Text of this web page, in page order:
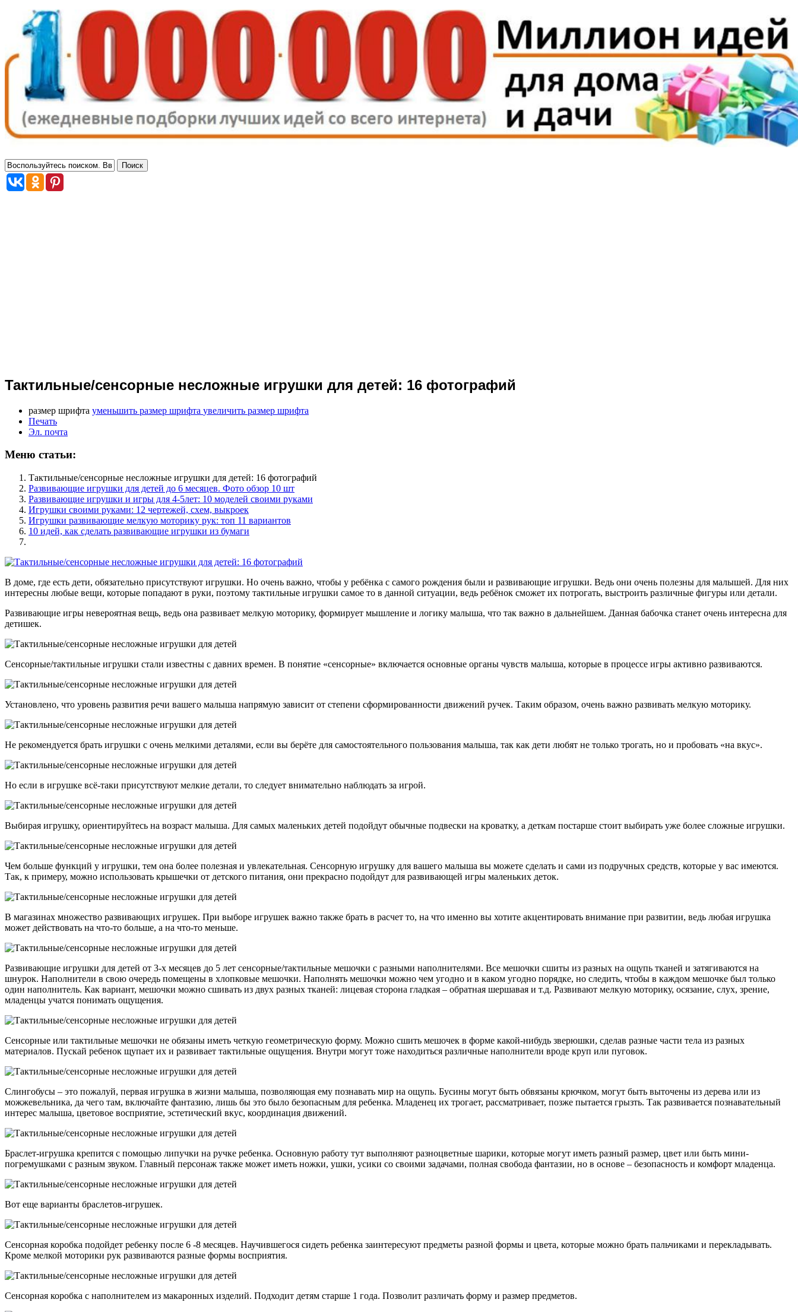
Тактильные/сенсорные несложные игрушки для детей: 16 фотографий
размер шрифта уменьшить размер шрифта увеличить размер шрифта
Печать
Эл. почта
Меню статьи:
Тактильные/сенсорные несложные игрушки для детей: 16 фотографий
Развивающие игрушки для детей до 6 месяцев. Фото обзор 10 шт
Развивающие игрушки и игры для 4-5лет: 10 моделей своими руками
Игрушки своими руками: 12 чертежей, схем, выкроек
Игрушки развивающие мелкую моторику рук: топ 11 вариантов
10 идей, как сделать развивающие игрушки из бумаги
В доме, где есть дети, обязательно присутствуют игрушки. Но очень важно, чтобы у ребёнка с самого рождения были и развивающие игрушки. Ведь они очень полезны для малышей. Для них
интересны любые вещи, которые попадают в руки, поэтому тактильные игрушки самое то в данной ситуации, ведь ребёнок сможет их потрогать, выстроить различные фигуры или детали.
Развивающие игры невероятная вещь, ведь она развивает мелкую моторику, формирует мышление и логику малыша, что так важно в дальнейшем. Данная бабочка станет очень интересна для
детишек.
Сенсорные/тактильные игрушки стали известны с давних времен. В понятие «сенсорные» включается основные органы чувств малыша, которые в процессе игры активно развиваются.
Установлено, что уровень развития речи вашего малыша напрямую зависит от степени сформированности движений ручек. Таким образом, очень важно развивать мелкую моторику.
Не рекомендуется брать игрушки с очень мелкими деталями, если вы берёте для самостоятельного пользования малыша, так как дети любят не только трогать, но и пробовать «на вкус».
Но если в игрушке всё-таки присутствуют мелкие детали, то следует внимательно наблюдать за игрой.
Выбирая игрушку, ориентируйтесь на возраст малыша. Для самых маленьких детей подойдут обычные подвески на кроватку, а деткам постарше стоит выбирать уже более сложные игрушки.
Чем больше функций у игрушки, тем она более полезная и увлекательная. Сенсорную игрушку для вашего малыша вы можете сделать и сами из подручных средств, которые у вас имеются.
Так, к примеру, можно использовать крышечки от детского питания, они прекрасно подойдут для развивающей игры маленьких деток.
В магазинах множество развивающих игрушек. При выборе игрушек важно также брать в расчет то, на что именно вы хотите акцентировать внимание при развитии, ведь любая игрушка
может действовать на что-то больше, а на что-то меньше.
Развивающие игрушки для детей от 3-х месяцев до 5 лет сенсорные/тактильные мешочки с разными наполнителями. Все мешочки сшиты из разных на ощупь тканей и затягиваются на
шнурок. Наполнители в свою очередь помещены в хлопковые мешочки. Наполнять мешочки можно чем угодно и в каком угодно порядке, но следить, чтобы в каждом мешочке был только
один наполнитель. Как вариант, мешочки можно сшивать из двух разных тканей: лицевая сторона гладкая – обратная шершавая и т.д. Развивают мелкую моторику, осязание, слух, зрение,
младенцы учатся понимать ощущения.
Сенсорные или тактильные мешочки не обязаны иметь четкую геометрическую форму. Можно сшить мешочек в форме какой-нибудь зверюшки, сделав разные части тела из разных
материалов. Пускай ребенок щупает их и развивает тактильные ощущения. Внутри могут тоже находиться различные наполнители вроде круп или пуговок.
Слингобусы – это пожалуй, первая игрушка в жизни малыша, позволяющая ему познавать мир на ощупь. Бусины могут быть обвязаны крючком, могут быть выточены из дерева или из
можжевельника, да чего там, включайте фантазию, лишь бы это было безопасным для ребенка. Младенец их трогает, рассматривает, позже пытается грызть. Так развивается познавательный
интерес малыша, цветовое восприятие, эстетический вкус, координация движений.
Браслет-игрушка крепится с помощью липучки на ручке ребенка. Основную работу тут выполняют разноцветные шарики, которые могут иметь разный размер, цвет или быть мини-
погремушками с разным звуком. Главный персонаж также может иметь ножки, ушки, усики со своими задачами, полная свобода фантазии, но в основе – безопасность и комфорт младенца.
Вот еще варианты браслетов-игрушек.
Сенсорная коробка подойдет ребенку после 6 -8 месяцев. Научившегося сидеть ребенка заинтересуют предметы разной формы и цвета, которые можно брать пальчиками и перекладывать.
Кроме мелкой моторики рук развиваются разные формы восприятия.
Сенсорная коробка с наполнителем из макаронных изделий. Подходит детям старше 1 года. Позволит различать форму и размер предметов.